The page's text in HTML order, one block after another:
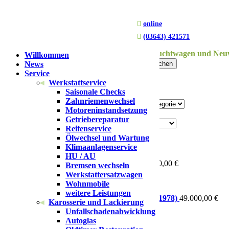
 online
 (03643) 421571
Willkommen
News
Service
Werkstattservice
Saisonale Checks
Zahnriemenwechsel
Motoreninstandsetzung
Getriebereparatur
Reifenservice
Ölwechsel und Wartung
Klimaanlagenservice
HU / AU
Bremsen wechseln
Werkstattersatzwagen
Wohnmobile
weitere Leistungen
Karosserie und Lackierung
Unfallschadenabwicklung
Autoglas
Du bist hier: Startseite Gebrauchtwagen und
Suchen nach:
Suchen
Detailsuche
Produkt Fahrzeugkategorie
Produkte
VW T2a Kombi mod. 231 (1968) 15.000,00 €
inkl. 19 % MwSt.
VW T2 SO73 Westfalia (P27) - Berlin (1978) 49.000,00 €
inkl. 19 % MwSt.